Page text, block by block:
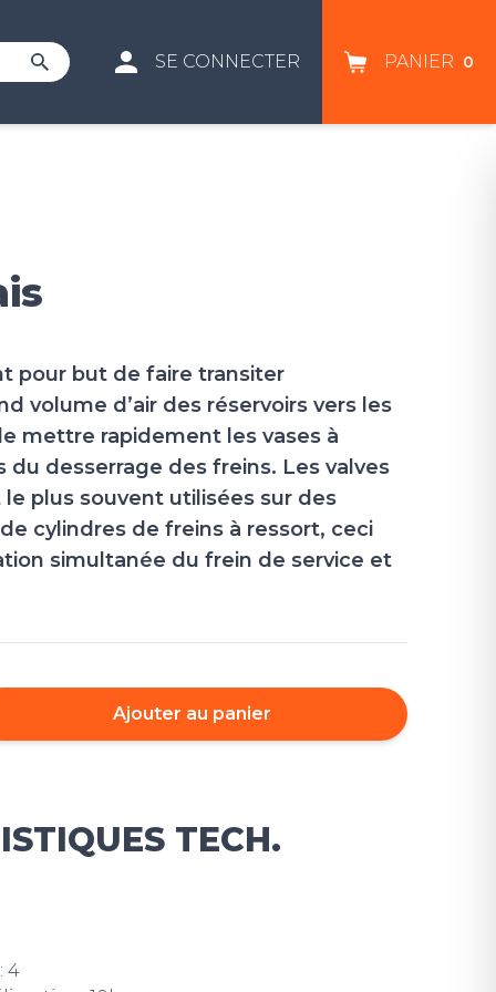
SE CONNECTER PANIER 0
pour but de faire transiter
volume d’air des réservoirs vers les
mettre rapidement les vases à
du desserrage des freins. Les valves
plus souvent utilisées sur des
cylindres de freins à ressort, ceci
simultanée du frein de service et
Ajouter au panier
TECH.
4